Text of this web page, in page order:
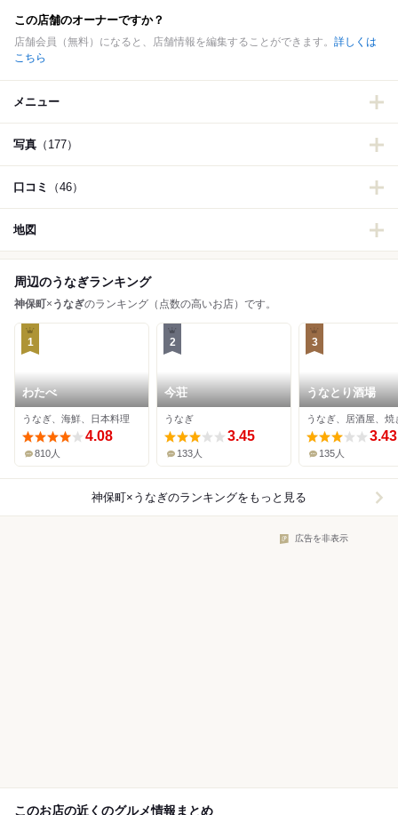
この店舗のオーナーですか？
店舗会員（無料）になると、店舗情報を編集することができます。 詳しくは
こちら
メニュー
写真 （177）
口コミ （46）
地図
周辺のうなぎランキング
神保町× うなぎのランキング（点数の高いお店）です。
1
わたべ
うなぎ、海鮮、日本料理
4.08
810人
2
今荘
うなぎ
3.45
133人
3
うなとり酒場
うなぎ、居酒屋、焼
3.43
135人
神保町×うなぎのランキングをもっと見る
広告を非表示
このお店の近くのグルメ情報まとめ